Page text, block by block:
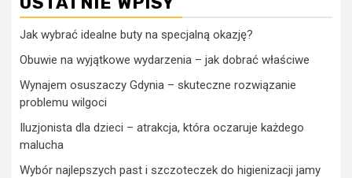
Jak wybrać idealne buty na specjalną okazję?
Obuwie na wyjątkowe wydarzenia – jak dobrać właściwe
Wynajem osuszaczy Gdynia – skuteczne rozwiązanie
problemu wilgoci
Iluzjonista dla dzieci – atrakcja, która oczaruje każdego
malucha
Wybór najlepszych past i szczoteczek do higienizacji jamy